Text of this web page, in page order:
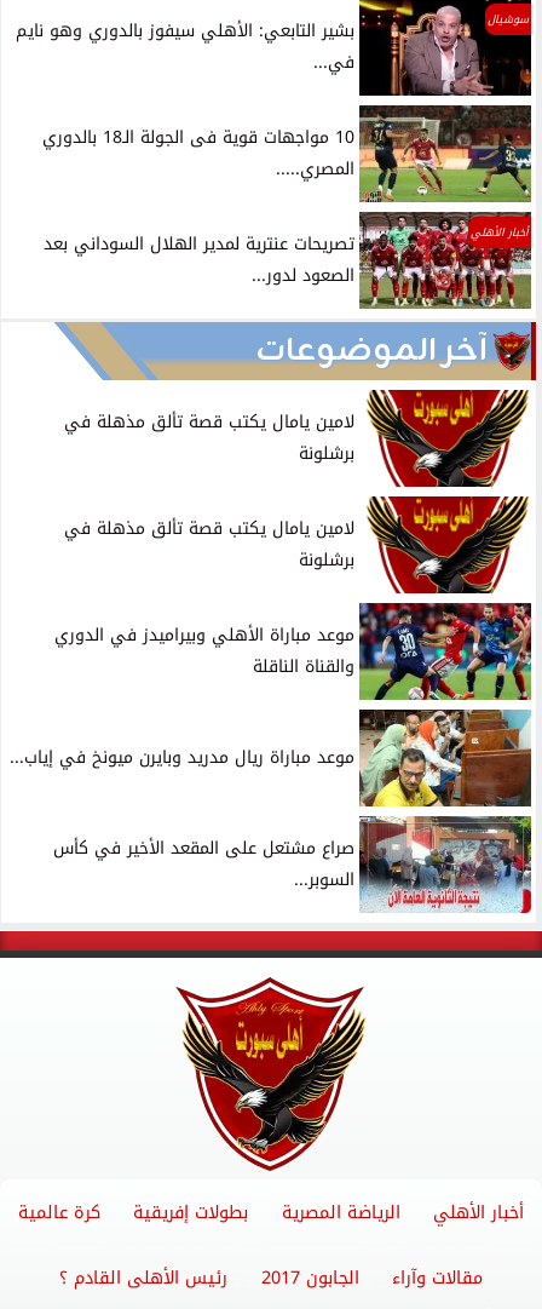
سوشيال
بشير التابعي: الأهلي سيفوز بالدوري وهو نايم
في...
10 مواجهات قوية فى الجولة الـ18 بالدوري
المصري.....
أخبار الأهلي
تصريحات عنترية لمدير الهلال السوداني بعد
الصعود لدور...
آخر الموضوعات
لامين يامال يكتب قصة تألق مذهلة في
برشلونة
لامين يامال يكتب قصة تألق مذهلة في
برشلونة
موعد مباراة الأهلي وبيراميدز في الدوري
والقناة الناقلة
موعد مباراة ريال مدريد وبايرن ميونخ في إياب...
صراع مشتعل على المقعد الأخير في كأس
السوبر...
أخبار الأهلي الرياضة المصرية بطولات إفريقية كرة عالمية
مقالات وآراء الجابون 2017 رئيس الأهلى القادم ؟